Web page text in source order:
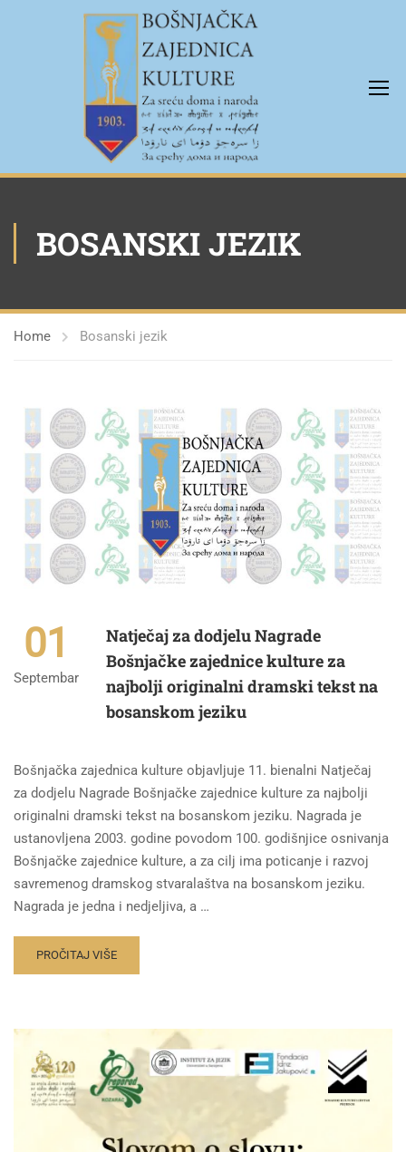
BOSANSKI JEZIK
Home Bosanski jezik
01
Septembar
Natječaj za dodjelu Nagrade
Bošnjačke zajednice kulture za
najbolji originalni dramski tekst na
bosanskom jeziku
Bošnjačka zajednica kulture objavljuje 11. bienalni Natječaj
za dodjelu Nagrade Bošnjačke zajednice kulture za najbolji
originalni dramski tekst na bosanskom jeziku. Nagrada je
ustanovljena 2003. godine povodom 100. godišnjice osnivanja
Bošnjačke zajednice kulture, a za cilj ima poticanje i razvoj
savremenog dramskog stvaralaštva na bosanskom jeziku.
Nagrada je jedna i nedjeljiva, a …
PROČITAJ VIŠE